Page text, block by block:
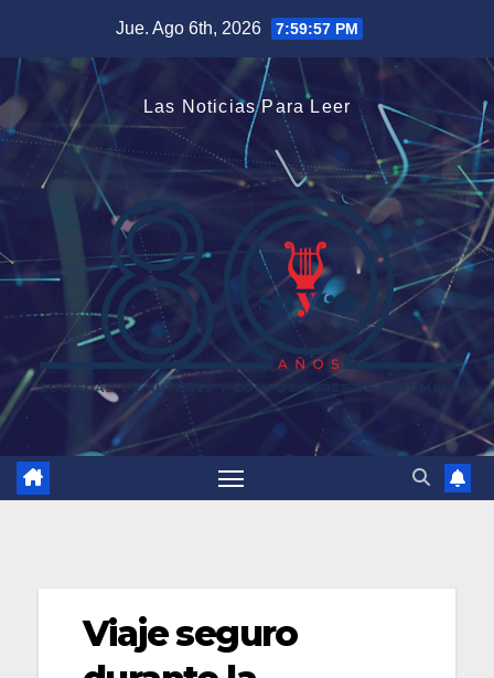
contenido
Jue. Ago 6th, 2026 7:59:57 PM
Las Noticias Para Leer
Viaje seguro